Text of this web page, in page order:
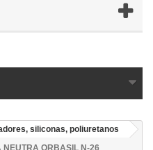
siliconas, poliuretanos
NEUTRA ORBASIL N-26